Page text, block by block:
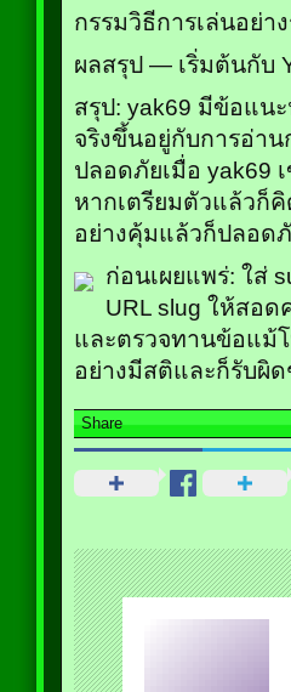
กรรมวิธีการเล่นอย่า
ผลสรุป — เริ่มต้นกับ
สรุป: yak69 มีข้อแน
จริงขึ้นอยู่กับการอ่า
ปลอดภัยเมื่อ yak69
หากเตรียมตัวแล้วก็
อย่างคุ้มแล้วก็ปลอด
ก่อนเผยแพร่: ใส่
URL slug ให้สอด
และตรวจทานข้อแม้
อย่างมีสติและก็รับผิ
Share